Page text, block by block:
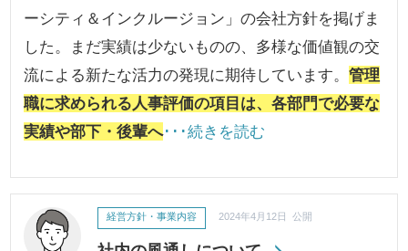
ーシティ＆インクルージョン」の会社方針を掲げま
した。まだ実績は少ないものの、多様な価値観の交
流による新たな活力の発現に期待しています。管理
職に求められる人事評価の項目は、各部門で必要な
実績や部下・後輩へ･･･続きを読む
経営方針・事業内容 2024年4月12日 公開